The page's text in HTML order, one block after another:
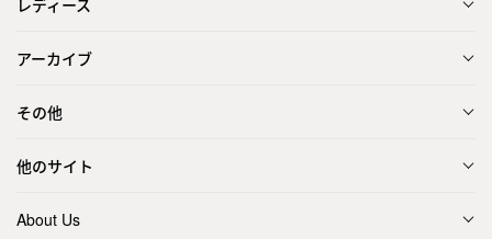
レディース
アーカイブ
その他
他のサイト
About Us